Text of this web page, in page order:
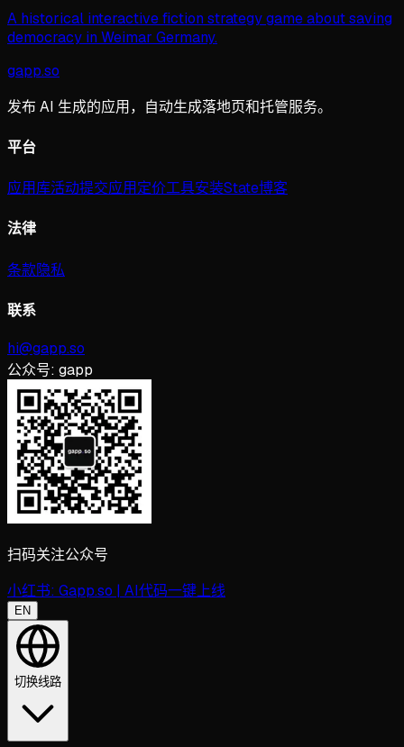
A historical interactive fiction strategy game about saving
democracy in Weimar Germany.
gapp.so
发布 AI 生成的应用，自动生成落地页和托管服务。
平台
应用库活动提交应用定价工具安装State博客
法律
条款隐私
联系
hi@gapp.so
公众号: gapp
扫码关注公众号
小红书: Gapp.so | AI代码一键上线
EN
切换线路